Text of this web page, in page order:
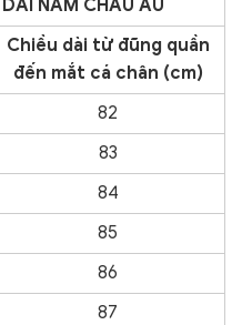
NAM CHÂU ÂU
Chiều dài từ đũng quần
đến mắt cá chân (cm)
82
83
84
85
86
87